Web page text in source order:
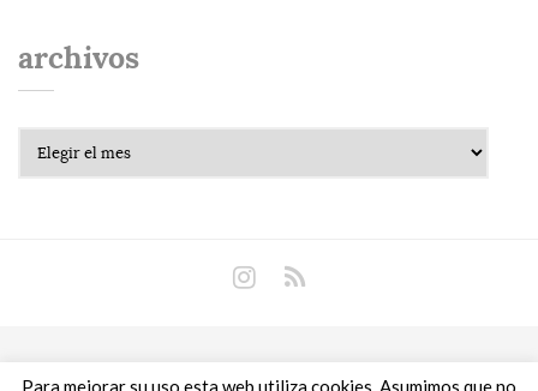
archivos
Copyright © 2018 Libros Prohibidos • Política de
Para mejorar su uso esta web utiliza cookies. Asumimos que no